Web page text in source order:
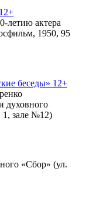
летию актера
1950, 95
беседы» 12+
духовного
1, зале №12)
«Сбор» (ул.